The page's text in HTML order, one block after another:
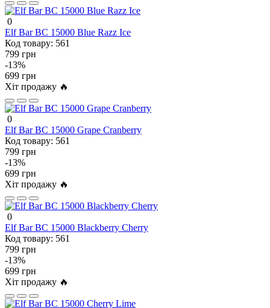
0
Elf Bar BC 15000 Blue Razz Ice
Код товару: 561
799 грн
-13%
699 грн
Хіт продажу 🔥
0
Elf Bar BC 15000 Grape Cranberry
Код товару: 561
799 грн
-13%
699 грн
Хіт продажу 🔥
0
Elf Bar BC 15000 Blackberry Cherry
Код товару: 561
799 грн
-13%
699 грн
Хіт продажу 🔥